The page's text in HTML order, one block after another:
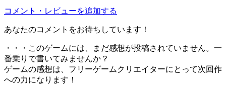
コメント・レビューを追加する
あなたのコメントをお待ちしています！
・・・このゲームには、まだ感想が投稿されていません。一
番乗りで書いてみませんか？
ゲームの感想は、フリーゲームクリエイターにとって次回作
への力になります！